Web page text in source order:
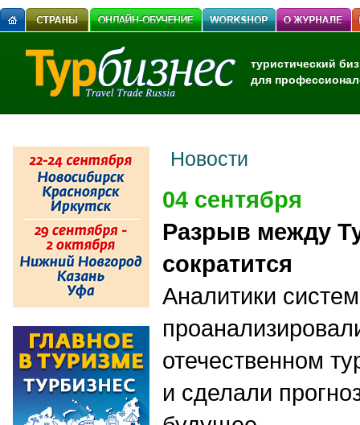
туристический
для
Новости
04 сентября
Разрыв между
сократится
Аналитики
отечественном
и сделали